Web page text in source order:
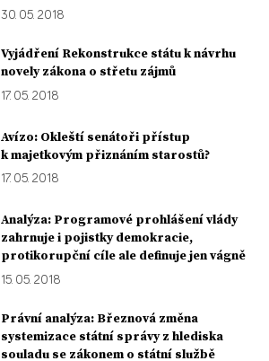
30. 05. 2018
Vyjádření Rekonstrukce státu k návrhu
novely zákona o střetu zájmů
17. 05. 2018
Avízo: Okleští senátoři přístup
k majetkovým přiznáním starostů?
17. 05. 2018
Analýza: Programové prohlášení vlády
zahrnuje i pojistky demokracie,
protikorupční cíle ale definuje jen vágně
15. 05. 2018
Právní analýza: Březnová změna
systemizace státní správy z hlediska
souladu se zákonem o státní službě